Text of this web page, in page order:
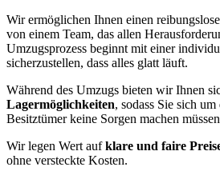
Wir ermöglichen Ihnen einen
von einem Team, das allen
Umzugsprozess beginnt mit einer
sicherzustellen, dass alles glatt läuft.
Während des Umzugs bieten wir Ihnen
Lagermöglichkeiten, sodass Sie sich
Besitztümer keine Sorgen machen
Wir legen Wert aufklare und faire
ohne versteckte Kosten.